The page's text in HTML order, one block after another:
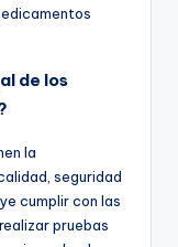
de los
la
seguridad
cumplir con las
pruebas